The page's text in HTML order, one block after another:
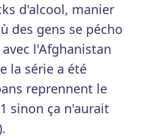
d'alcool, manier
des gens se pécho
l'Afghanistan
la série a été
reprennent le
sinon ça n'aurait